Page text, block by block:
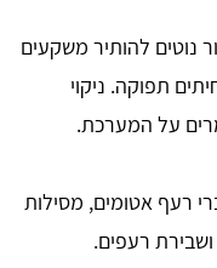
נוטים להותיר משקעים
תפוקה. ניקוי
על המערכת.
רעף אטומים, מסילות
ושבירת רעפים.